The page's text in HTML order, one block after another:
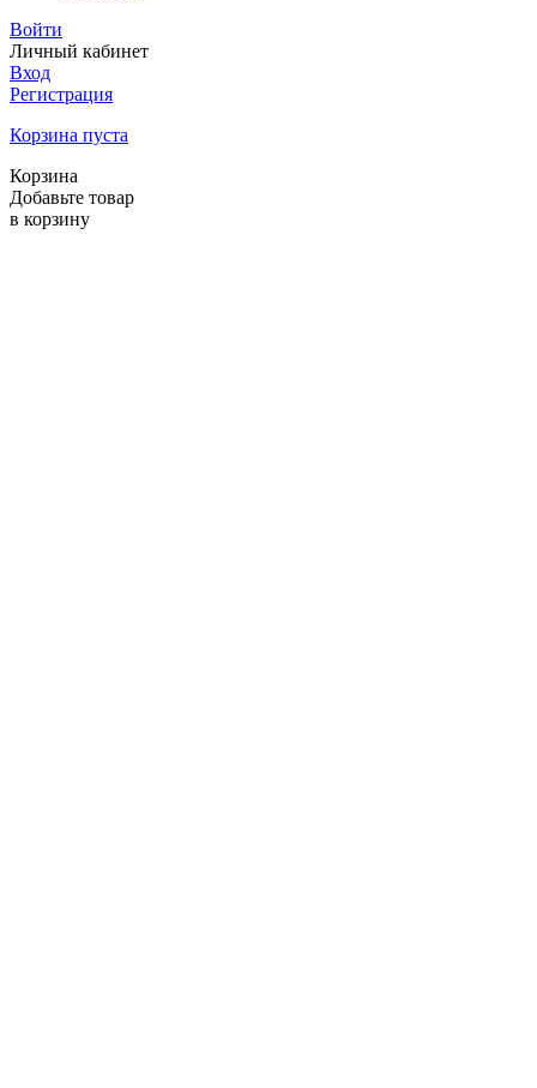
Войти
Личный кабинет
Вход
Регистрация
Корзина пуста
Корзина
Добавьте товар
в корзину